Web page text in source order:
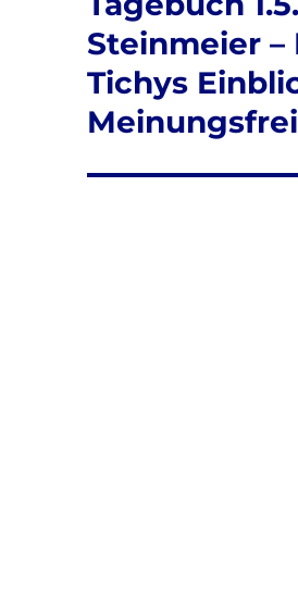
Steinmeier –
Tichys